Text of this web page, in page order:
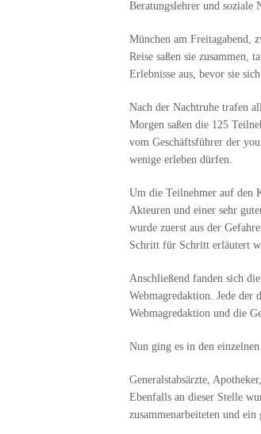
Beratungslehrer und soziale
München am Freitagabend,
Reise saßen sie zusammen,
Erlebnisse aus, bevor sie
Nach der Nachtruhe trafen
Morgen saßen die 125
vom Geschäftsführer der
wenige erleben dürfen.
Um die Teilnehmer auf den
Akteuren und einer sehr
wurde zuerst aus der
Schritt für Schritt erläutert
Anschließend fanden sich
Webmagredaktion. Jede
Webmagredaktion und die
Nun ging es in den
Generalstabsärzte,
Ebenfalls an dieser Stelle
zusammenarbeiteten und